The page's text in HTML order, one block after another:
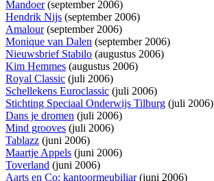
Mandoer(september 2006)
Hendrik Nijs (september 2006)
Amalour(september 2006)
Monique van Dalen (september 2006)
Nieuwsbrief Stabilo (augustus 2006)
Kim Hemmes (augustus 2006)
Royal Classic (juli 2006)
Schellekens Euroclassic (juli 2006)
Stichting Speciaal Onderwijs Tilburg (juli 2006)
Dans je dromen (juli 2006)
Mind grooves (juli 2006)
Tablazz (juni 2006)
Maartje Appels (juni 2006)
Toverland (juni 2006)
Aarts en Co: kantoormeubiliar(juni 2006)